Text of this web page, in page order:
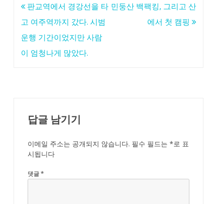
글
탐
색
판교역에서 경강선을 타
고 여주역까지 갔다. 시범
운행 기간이었지만 사람
이 엄청나게 많았다.
민둥산 백팩킹, 그리고 산
에서 첫 캠핑
답글 남기기
이메일 주소는 공개되지 않습니다. 필수 필드는 *로 표
시됩니다
댓글*